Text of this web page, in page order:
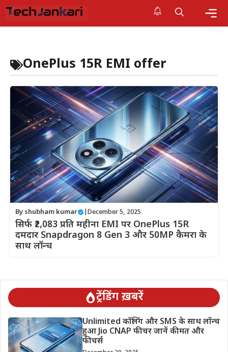
Skip
OnePlus 15R EMI offer
By shubham kumar December 5, 2025
सिर्फ ₹2,083 प्रति महीना EMI पर OnePlus 15R
दमदार Snapdragon 8 Gen 3 और 50MP कैमरा के
साथ लॉन्च
ट्रेंडिंग ख़बरें
Unlimited कॉलिंग और SMS के साथ लॉन्च
हुआ Jio CNAP फीचर जानें कीमत और
फीचर्स